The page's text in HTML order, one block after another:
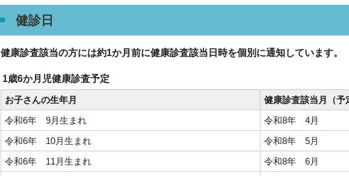
健診日
健康診査該当の方には約1か月前に健康診査該当日時を個別に通知しています。
1歳6か月児健康診査予定
お子さんの生年月
健康診査該当月（予
令和6年 9月生まれ
令和8年 4月
令和6年 10月生まれ
令和8年 5月
令和6年 11月生まれ
令和8年 6月